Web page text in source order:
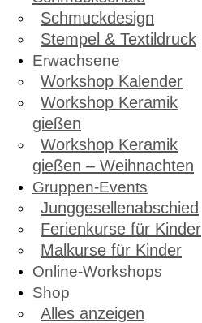
Schmuckdesign
Stempel & Textildruck
Erwachsene
Workshop Kalender
Workshop Keramik
gießen
Workshop Keramik
gießen – Weihnachten
Gruppen-Events
Junggesellenabschied
Ferienkurse für Kinder
Malkurse für Kinder
Online-Workshops
Shop
Alles anzeigen